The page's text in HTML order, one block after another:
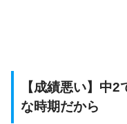
【成績悪い】中
な時期だから